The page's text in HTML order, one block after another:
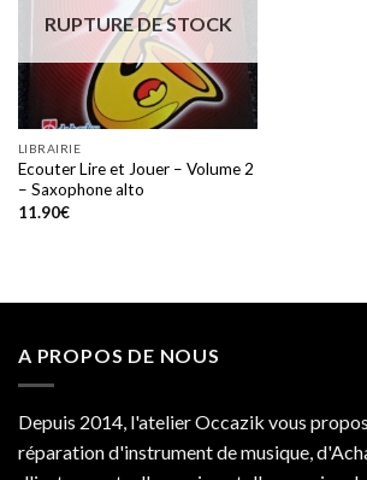
RUPTURE DE STOCK
LIBRAIRIE
Ecouter Lire et Jouer – Volume 2
– Saxophone alto
11.90€
A PROPOS DE NOUS
Depuis 2014, l'atelier Occazik vous
réparation d'instrument de musique,